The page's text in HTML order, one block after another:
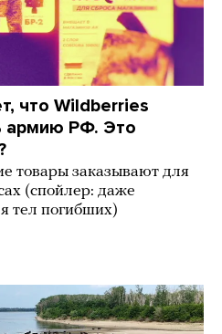
что Wildberries
армию РФ. Это
товары заказывают для
(спойлер: даже
тел погибших)